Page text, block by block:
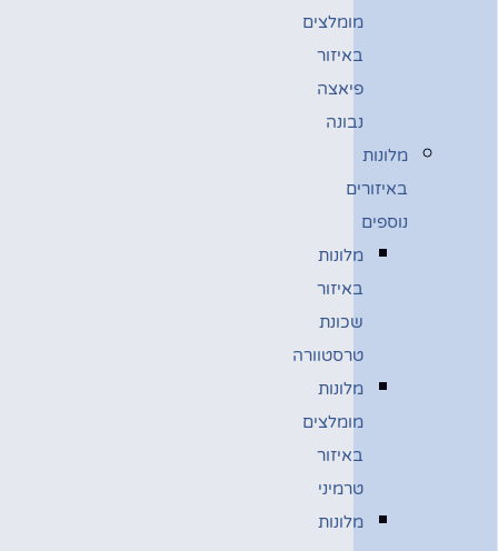
מומלצים
באיזור
פיאצה
נבונה
מלונות
באיזורים
נוספים
מלונות
באיזור
שכונת
טרסטוורה
מלונות
מומלצים
באיזור
טרמיני
מלונות